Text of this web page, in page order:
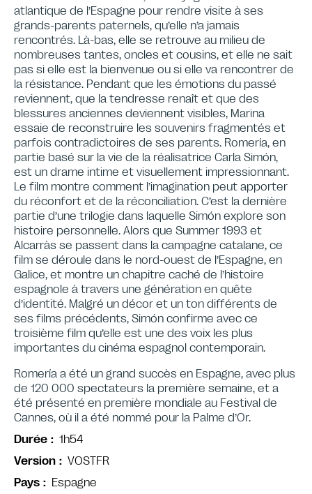
atlantique de l’Espagne pour rendre visite à ses
grands-parents paternels, qu’elle n’a jamais
rencontrés. Là-bas, elle se retrouve au milieu de
nombreuses tantes, oncles et cousins, et elle ne sait
pas si elle est la bienvenue ou si elle va rencontrer de
la résistance. Pendant que les émotions du passé
reviennent, que la tendresse renaît et que des
blessures anciennes deviennent visibles, Marina
essaie de reconstruire les souvenirs fragmentés et
parfois contradictoires de ses parents. Romería, en
partie basé sur la vie de la réalisatrice Carla Simón,
est un drame intime et visuellement impressionnant.
Le film montre comment l’imagination peut apporter
du réconfort et de la réconciliation. C’est la dernière
partie d’une trilogie dans laquelle Simón explore son
histoire personnelle. Alors que Summer 1993 et
Alcarràs se passent dans la campagne catalane, ce
film se déroule dans le nord-ouest de l’Espagne, en
Galice, et montre un chapitre caché de l’histoire
espagnole à travers une génération en quête
d’identité. Malgré un décor et un ton différents de
ses films précédents, Simón confirme avec ce
troisième film qu’elle est une des voix les plus
importantes du cinéma espagnol contemporain.
Romería a été un grand succès en Espagne, avec plus
de 120 000 spectateurs la première semaine, et a
été présenté en première mondiale au Festival de
Cannes, où il a été nommé pour la Palme d’Or.
Durée
1h54
Version
VOSTFR
Pays
Espagne